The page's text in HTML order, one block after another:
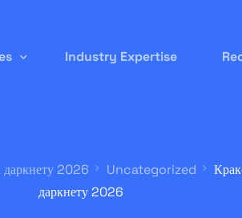
Industry Expertise
даркнету 2026 Uncategorized
даркнету 2026